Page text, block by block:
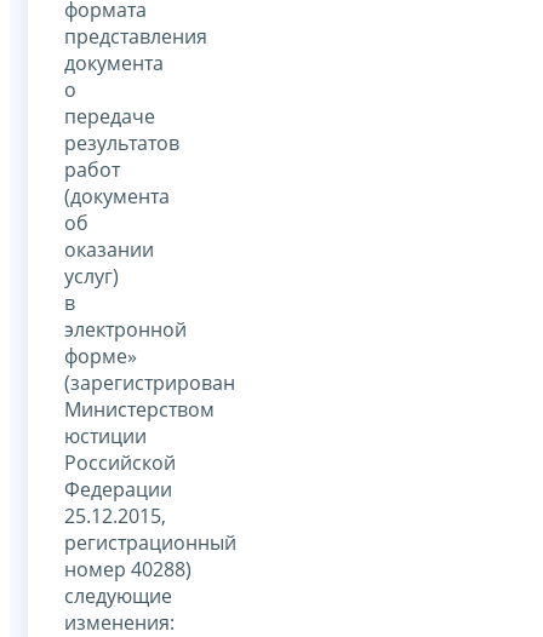
формата
представления
документа
о
передаче
результатов
работ
(документа
об
оказании
услуг)
в
электронной
форме»
(зарегистрирован
Министерством
юстиции
Российской
Федерации
25.12.2015,
регистрационный
номер 40288)
следующие
изменения: